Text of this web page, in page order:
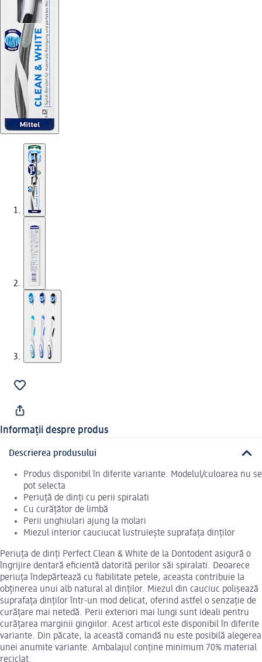
Informații despre produs
Descrierea produsului
Produs disponibil în diferite variante. Modelul/culoarea nu se
pot selecta
Periuță de dinți cu perii spiralati
Cu curățător de limbă
Perii unghiulari ajung la molari
Miezul interior cauciucat lustruiește suprafața dinților
Periuța de dinți Perfect Clean & White de la Dontodent asigură o
îngrijire dentară eficientă datorită perilor săi spiralati. Deoarece
periuța îndepărtează cu fiabilitate petele, aceasta contribuie la
obținerea unui alb natural al dinților. Miezul din cauciuc polișează
suprafața dinților într-un mod delicat, oferind astfel o senzație de
curățare mai netedă. Perii exteriori mai lungi sunt ideali pentru
curățarea marginii gingiilor. Acest articol este disponibil în diferite
variante. Din păcate, la această comandă nu este posibilă alegerea
unei anumite variante. Ambalajul conține minimum 70% material
reciclat.